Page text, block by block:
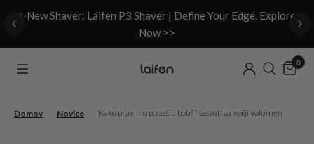
✨New Shaver: Laifen P3 Shaver | Define Your Edge. Explore
Now >>
0
Domov Novice Kako pravilno posušiti bob? Nasveti za večji volumen